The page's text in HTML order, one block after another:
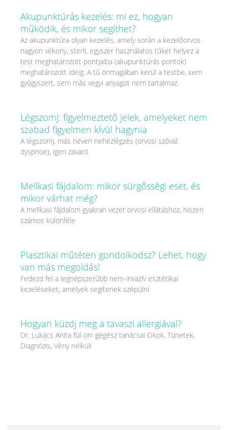
Akupunktúrás kezelés: mi ez, hogyan
működik, és mikor segíthet?
Az akupunktúra olyan kezelés, amely során a kezelőorvos
nagyon vékony, steril, egyszer használatos tűket helyez a
test meghatározott pontjaiba (akupunktúrás pontok)
meghatározott ideig. A tű önmagában kerül a testbe, sem
gyógyszert, sem más vegyi anyagot nem tartalmaz.
Légszomj: figyelmeztető jelek, amelyeket nem
szabad figyelmen kívül hagynia
A légszomj, más néven nehézlégzés (orvosi szóval:
dyspnoe), igen zavaró
Mellkasi fájdalom: mikor sürgősségi eset, és
mikor várhat még?
A mellkasi fájdalom gyakran vezet orvosi ellátáshoz, hiszen
számos különféle
Plasztikai műtéten gondolkodsz? Lehet, hogy
van más megoldás!
Fedezd fel a legnépszerűbb nem-invazív esztétikai
kezeléseket, amelyek segítenek szépülni
Hogyan küzdj meg a tavaszi allergiával?
Dr. Lukács Anita fül-orr-gégész tanácsai Okok, Tünetek,
Diagnózis, Vény nélküli